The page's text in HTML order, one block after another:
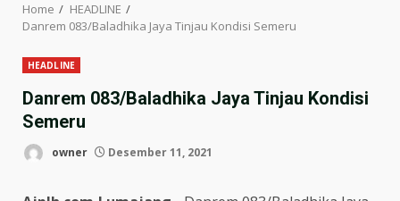
Home
HEADLINE
Danrem 083/Baladhika Jaya Tinjau Kondisi Semeru
HEADLINE
Danrem 083/Baladhika Jaya Tinjau Kondisi
Semeru
owner Desember 11, 2021